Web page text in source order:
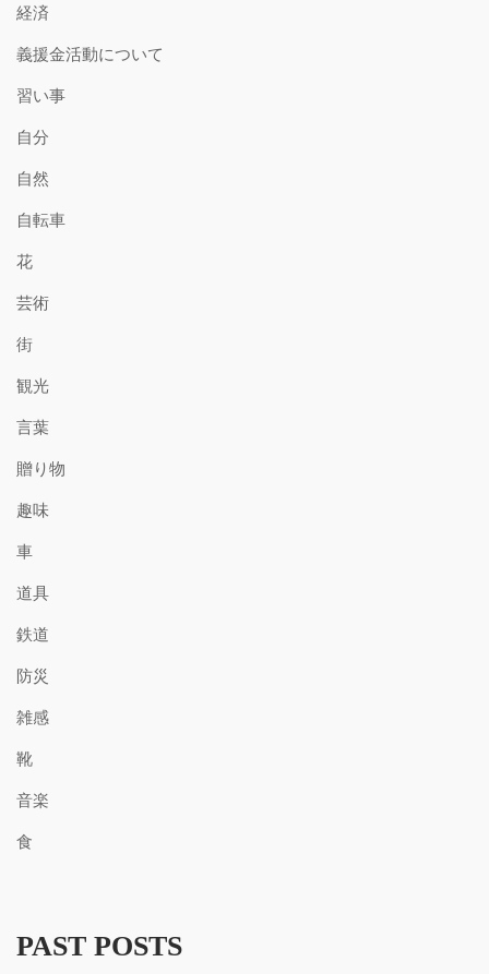
経済
義援金活動について
習い事
自分
自然
自転車
花
芸術
街
観光
言葉
贈り物
趣味
車
道具
鉄道
防災
雑感
靴
音楽
食
PAST POSTS